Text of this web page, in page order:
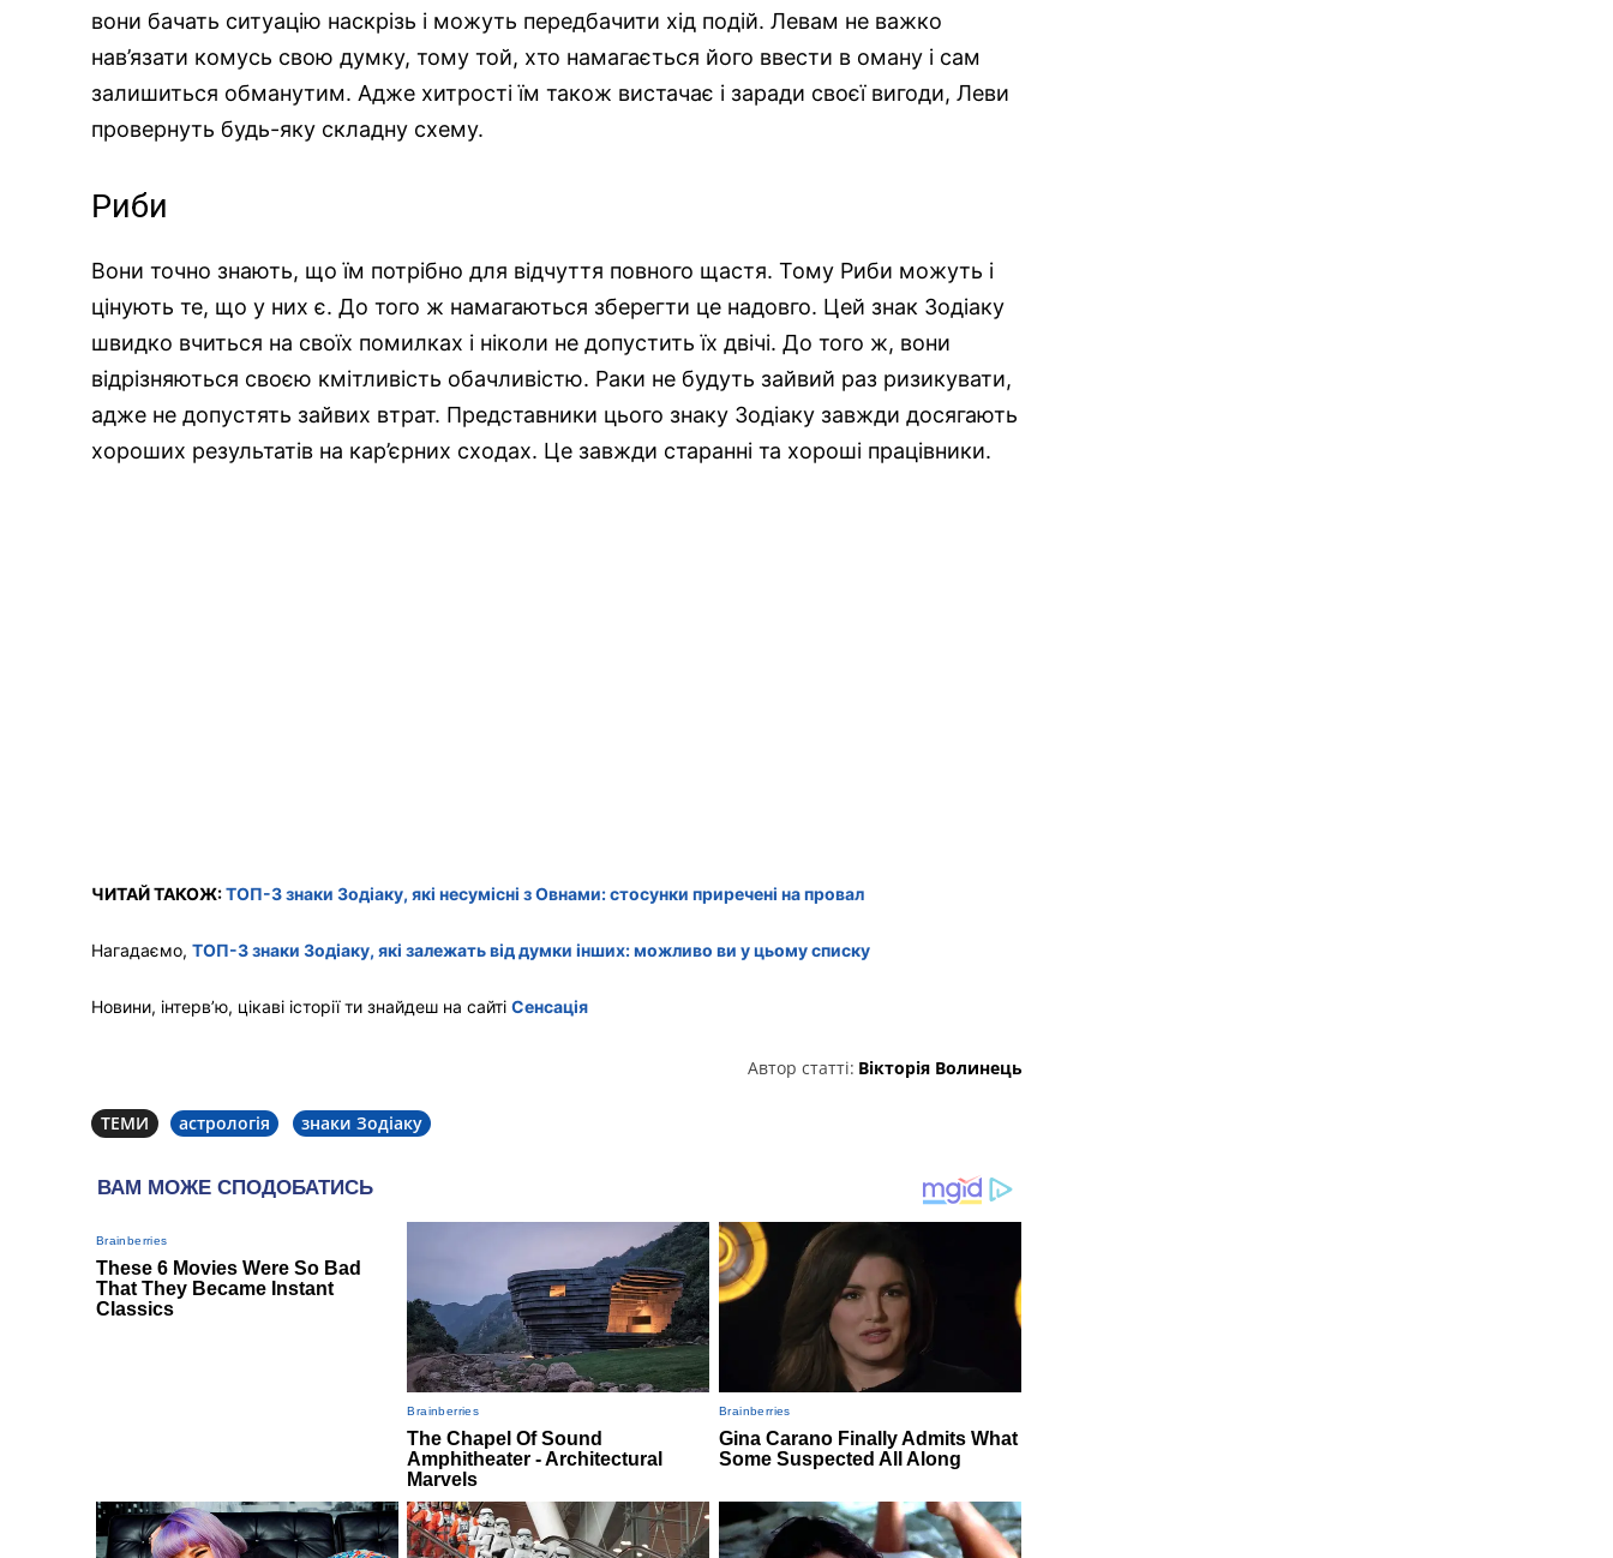
вони бачать ситуацію наскрізь і можуть передбачити хід подій. Левам не важко
нав’язати комусь свою думку, тому той, хто намагається його ввести в оману і сам
залишиться обманутим. Адже хитрості їм також вистачає і заради своєї вигоди, Леви
провернуть будь-яку складну схему.
Риби
Вони точно знають, що їм потрібно для відчуття повного щастя. Тому Риби можуть і
цінують те, що у них є. До того ж намагаються зберегти це надовго. Цей знак Зодіаку
швидко вчиться на своїх помилках і ніколи не допустить їх двічі. До того ж, вони
відрізняються своєю кмітливість обачливістю. Раки не будуть зайвий раз ризикувати,
адже не допустять зайвих втрат. Представники цього знаку Зодіаку завжди досягають
хороших результатів на кар’єрних сходах. Це завжди старанні та хороші працівники.
ЧИТАЙ ТАКОЖ:ТОП-3 знаки Зодіаку, які несумісні з Овнами: стосунки приречені на провал
Нагадаємо, ТОП-3 знаки Зодіаку, які залежать від думки інших: можливо ви у цьому списку
Новини, інтерв’ю, цікаві історії ти знайдеш на сайті Сенсація
Автор статті: Вікторія Волинець
ТЕМИ астрологія знаки Зодіаку